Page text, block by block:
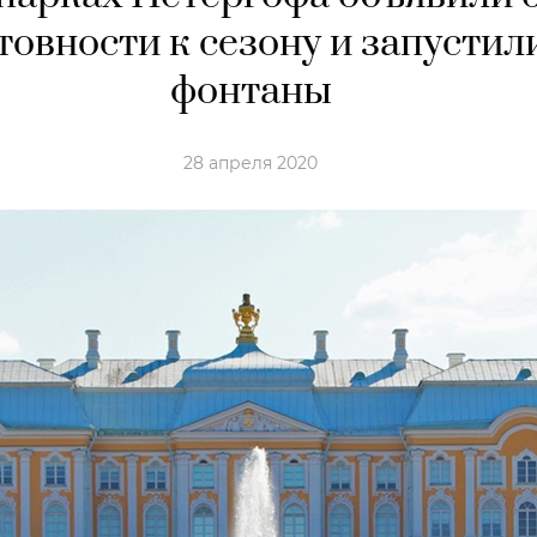
к сезону и
фонтаны
28 апреля 2020